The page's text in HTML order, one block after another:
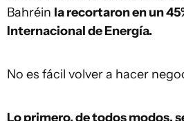
Bahréin la recortaron en un
Internacional de Energía.
No es fácil volver a hacer
Lo primero, de todos modos,